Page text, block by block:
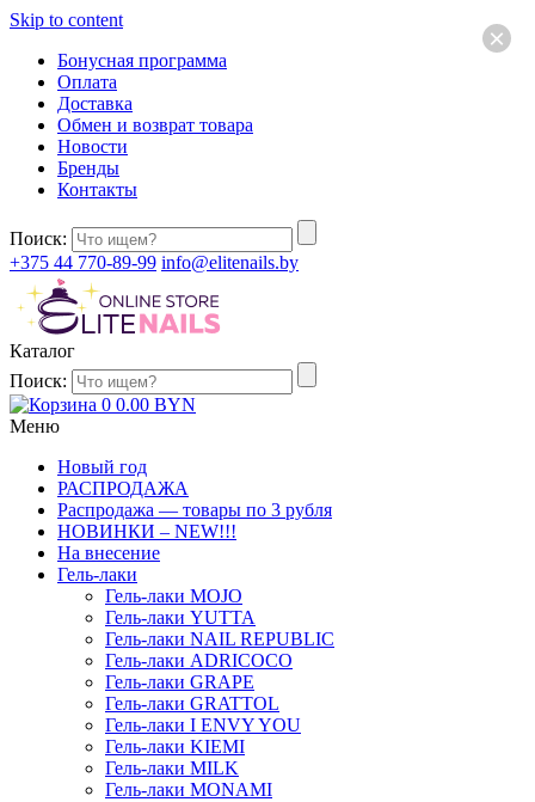
Skip to content
Бонусная программа
Оплата
Доставка
Обмен и возврат товара
Новости
Бренды
Контакты
Поиск:
+375 44 770-89-99 info@elitenails.by
Каталог
Поиск:
0 0.00 BYN
Меню
Новый год
РАСПРОДАЖА
Распродажа — товары по 3 рубля
НОВИНКИ – NEW!!!
На внесение
Гель-лаки
Гель-лаки MOJO
Гель-лаки YUTTA
Гель-лаки NAIL REPUBLIC
Гель-лаки ADRICOCO
Гель-лаки GRAPE
Гель-лаки GRATTOL
Гель-лаки I ENVY YOU
Гель-лаки KIEMI
Гель-лаки MILK
Гель-лаки MONAMI
×